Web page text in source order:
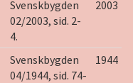
Svenskbygden
02/2003, sid. 2-
4.
2003
Svenskbygden
04/1944, sid. 74-
1944